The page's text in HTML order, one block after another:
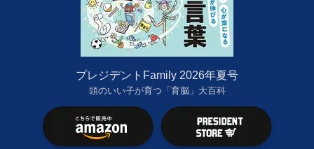
プレジデントFamily 2026年夏号
頭のいい子が育つ「育脳」大百科